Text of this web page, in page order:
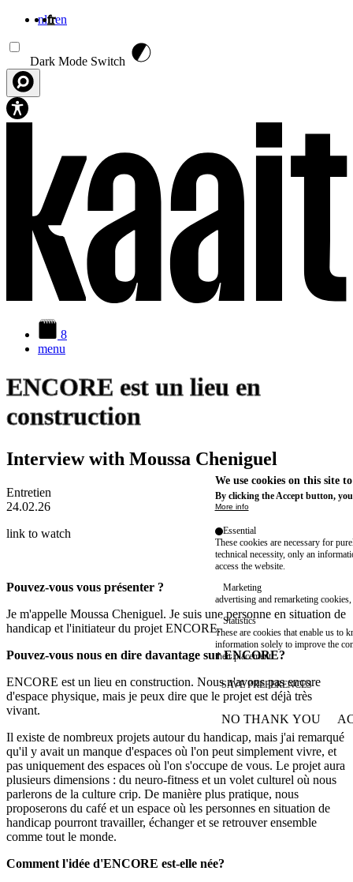
nlfren
Dark Mode Switch
8
menu
ENCORE est un lieu en
construction
Interview with Moussa Cheniguel
Entretien
24.02.26
link to watch
Pouvez-vous vous présenter ?
Je m'appelle Moussa Cheniguel. Je suis une personne en situation de
handicap et l'initiateur du projet ENCORE.
Pouvez-vous nous en dire davantage sur ENCORE?
ENCORE est un lieu en construction. Nous n'avons pas encore
d'espace physique, mais je peux dire que le projet est déjà très
vivant.
Il existe de nombreux projets autour du handicap, mais j'ai remarqué
qu'il y avait un manque d'espaces où l'on peut simplement vivre, et
pas uniquement des espaces où l'on s'occupe de vous. Le projet aura
plusieurs dimensions : du neuro-fitness et un volet culturel où nous
parlerons de la culture crip. De manière plus pratique, nous
proposerons du café et un espace où les personnes en situation de
handicap pourront travailler, échanger et se retrouver ensemble
comme tout le monde.
Comment l'idée d'ENCORE est-elle née?
We use cookies on this site
By clicking the Accept button,
More info
Essential
These cookies are necessary for
technical necessity, only an
access the website.
Marketing
advertising and remarketing cookies,
Statistics
These are cookies that enable us to
information solely to improve the
their placement.
SAVE PREFERENCES
NO THANK YOU
WITHDRAW